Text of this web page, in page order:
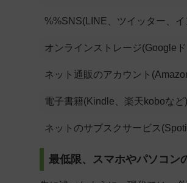
%%SNS(LINE、ツイッター、
オンラインストレージ(Google
ネット通販のアカウント
電子書籍(Kindle、楽天koboなど)
ネットのサブスクサービス
最低限、スマホやパソコン